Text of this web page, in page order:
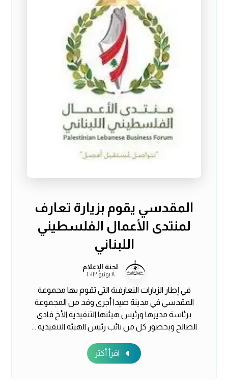
المقدسي يقوم بزيارة تعارف
لمنتدى الأعمال الفلسطيني
اللبناني
لجنة الإعلام
٨ يونيو ٢٠١٣
في إطار الزيارات التعارفية التي تقوم بها مجموعة
المقدسي في مدينة صيدا أجرى وفد من المجموعة
برئاسة مديرها ورئيس هيئتها التنفيذية الأخ فادي
الصالح وبحضور كل من نائب رئيس الهيئة التنفيذية ...
اقرأ أكثر